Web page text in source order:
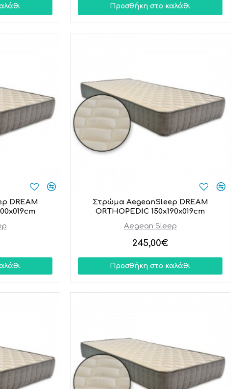
Προσθήκη στο καλάθι
DREAM
Aegean Sleep
Στρώμα AegeanSleep DREAM
ORTHOPEDIC 150x190x019cm
245,00€
Προσθήκη στο καλάθι